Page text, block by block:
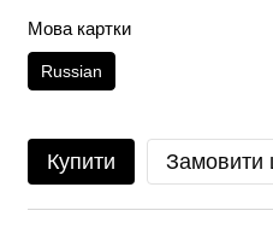
Мова картки
Russian
Купити Замовити